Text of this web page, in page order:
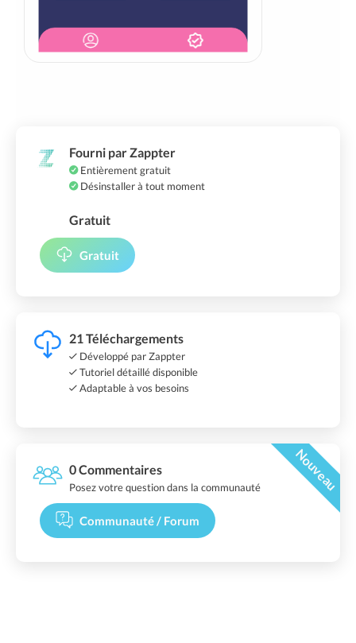
Fourni par Zappter
Entièrement gratuit
Désinstaller à tout moment
Gratuit
Gratuit
21 Téléchargements
Développé par Zappter
Tutoriel détaillé disponible
Adaptable à vos besoins
0 Commentaires Nouveau
Posez votre question dans la communauté
Communauté / Forum